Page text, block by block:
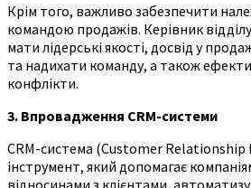
Крім того, важливо забезпечити
командою продажів. Керівник
мати лідерські якості, досвід у
та надихати команду, а також
конфлікти.
3. Впровадження CRM-системи
CRM-система (Customer Relationship
інструмент, який допомагає
відносинами з клієнтами,